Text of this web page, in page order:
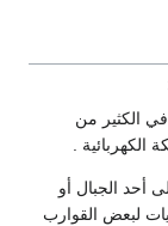
في الكثير من
الكهربائية .
أحد الجبال أو
لبعض القوارب